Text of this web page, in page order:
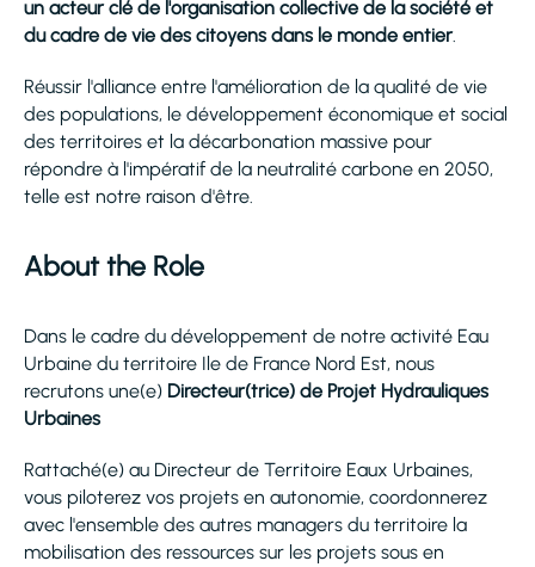
un acteur clé de l'organisation collective de la société et
du cadre de vie des citoyens dans le monde entier.
Réussir l'alliance entre l'amélioration de la qualité de vie
des populations, le développement économique et social
des territoires et la décarbonation massive pour
répondre à l'impératif de la neutralité carbone en 2050,
telle est notre raison d'être.
About the Role
Dans le cadre du développement de notre activité Eau
Urbaine du territoire Ile de France Nord Est, nous
recrutons une(e) Directeur(trice) de Projet Hydrauliques
Urbaines
Rattaché(e) au Directeur de Territoire Eaux Urbaines,
vous piloterez vos projets en autonomie, coordonnerez
avec l'ensemble des autres managers du territoire la
mobilisation des ressources sur les projets sous en